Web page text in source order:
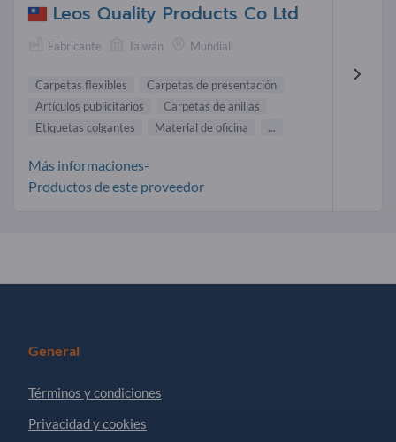
Leos Quality Products Co Ltd
Fabricante Taiwán Mundial
Carpetas flexibles
Carpetas de presentación
Artículos publicitarios
Carpetas de anillas
Etiquetas colgantes
Material de oficina ...
Más informaciones-
Productos de este proveedor
General
Términos y condiciones
Privacidad y cookies